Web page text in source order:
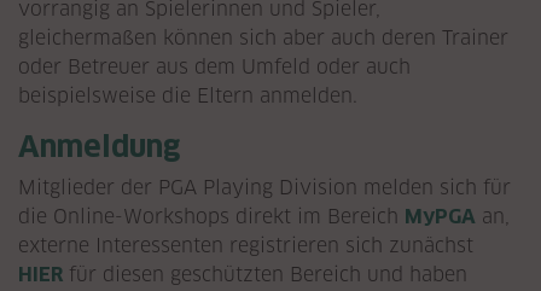
vorrangig an Spielerinnen und Spieler,
gleichermaßen können sich aber auch deren Trainer
oder Betreuer aus dem Umfeld oder auch
beispielsweise die Eltern anmelden.
Anmeldung
Mitglieder der PGA Playing Division melden sich für
die Online-Workshops direkt im Bereich MyPGA an,
externe Interessenten registrieren sich zunächst
HIER für diesen geschützten Bereich und haben